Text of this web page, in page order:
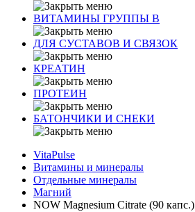
ВИТАМИНЫ ГРУППЫ В
ДЛЯ СУСТАВОВ И СВЯЗОК
КРЕАТИН
ПРОТЕИН
БАТОНЧИКИ И СНЕКИ
VitaPulse
Витамины и минералы
Отдельные минералы
Магний
NOW Magnesium Citrate (90 капс.)